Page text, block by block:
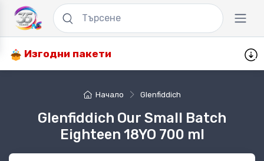
Изгодни пакети
Начало Glenfiddich
Glenfiddich Our Small Batch
Eighteen 18YO 700 ml